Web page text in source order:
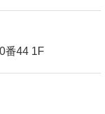
番44 1F